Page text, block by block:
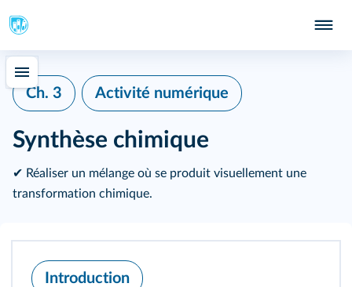
Ch. 3 Activité numérique
Synthèse chimique
✔ Réaliser un mélange où se produit visuellement une
transformation chimique.
Introduction